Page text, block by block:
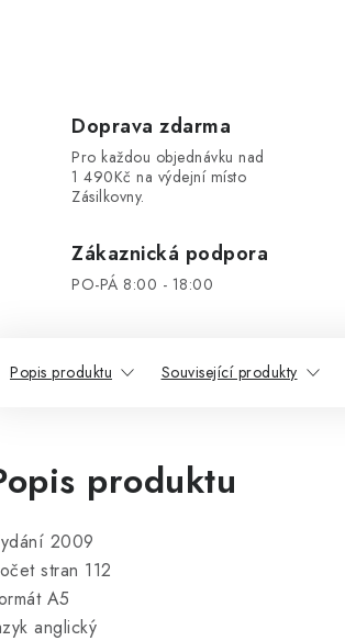
Doprava zdarma
Pro každou objednávku nad
1 490Kč na výdejní místo
Zásilkovny.
Zákaznická podpora
PO-PÁ 8:00 - 18:00
Popis produktu Související produkty
produktu
2009
stran 112
A5
anglický